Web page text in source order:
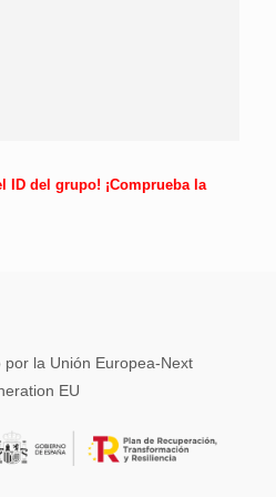
ID del grupo! ¡Comprueba la
por la Unión Europea-Next
EU